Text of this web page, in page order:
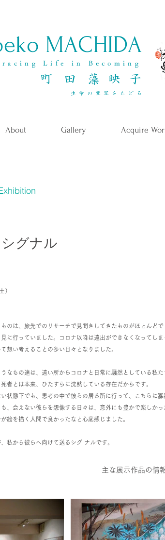
MACHIDA
Life in Becoming
町 田 藻 映 子
​生命の変容をたどる
About Gallery Acquire
グナル
）
のは、旅先でのリサーチで見聞きしてきたものがほとんど
に行っていました。コロナ以降は遠出ができなくなってし
想い考えることの多い日々となりました。
なもの達は、遠い所からコロナと日常に騒然としている私
者とは本来、ひたすらに沈黙している存在だからです。
状態下でも、思考の中で彼らの居る所に行って、こちらに
、会えない彼らを想像する日々は、意外にも豊かで楽しか
絵を描く人間で良かったなと心底感じました。
私から彼らへ向けて送るシグ ナルです。
主な展示作品の情